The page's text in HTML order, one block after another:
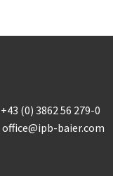
(0) 3862 56 279-0
office@ipb-baier.com